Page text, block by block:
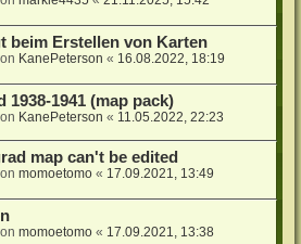
beim Erstellen von Karten
KanePeterson « 16.08.2022, 18:19
1938-1941 (map pack)
KanePeterson « 11.05.2022, 22:23
map can't be edited
momoetomo « 17.09.2021, 13:49
momoetomo « 17.09.2021, 13:38